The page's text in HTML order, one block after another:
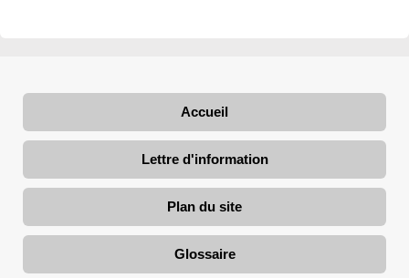
Accueil
Lettre d'information
Plan du site
Glossaire